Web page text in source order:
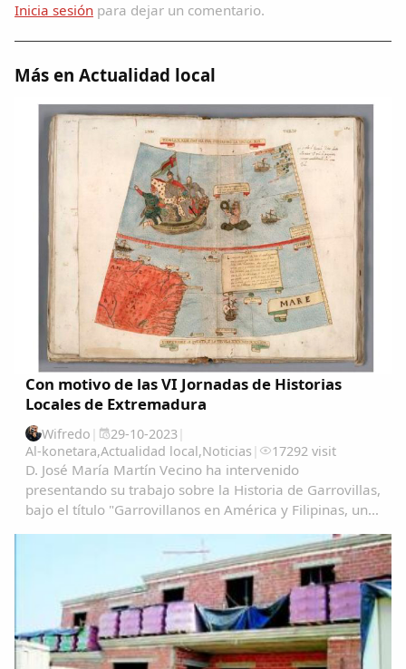
La palra
Modo oscuro
Inicia sesión para dejar un comentario.
Más en Actualidad local
Con motivo de las VI Jornadas de Historias
Locales de Extremadura
Wifredo | 29-10-2023|
Al-konetara,Actualidad local,Noticias | 17292 visit
D. José María Martín Vecino ha intervenido
presentando su trabajo sobre la Historia de Garrovillas,
bajo el título "Garrovillanos en América y Filipinas, una
AmeÃ&#140;&#129;rica-y-Filipinas-una...